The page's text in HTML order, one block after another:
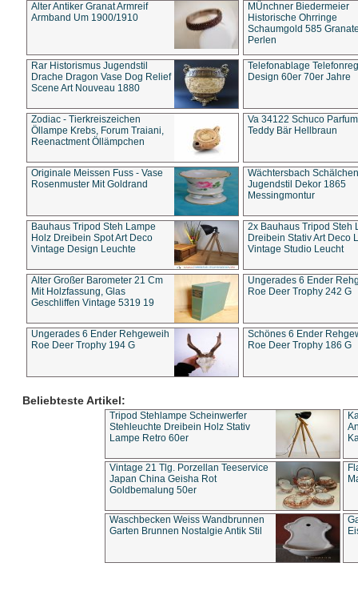
Alter Antiker Granat Armreif
Armband Um 1900/1910
MÜnchner Biedermeier
Historische Ohrringe
Schaumgold 585
Perlen
Rar Historismus Jugendstil
Drache Dragon Vase Dog Relief
Scene Art Nouveau 1880
Telefonablage
Design 60er 70er Jahre
Zodiac - Tierkreiszeichen
Öllampe Krebs, Forum Traiani,
Reenactment Öllämpchen
Va 34122 Schuco
Teddy Bär Hellbraun
Originale Meissen Fuss - Vase
Rosenmuster Mit Goldrand
Wächtersbach Schälchen
Jugendstil Dekor 1865
Messingmontur
Bauhaus Tripod Steh Lampe
Holz Dreibein Spot Art Deco
Vintage Design Leuchte
2x Bauhaus Tripod Steh
Dreibein Stativ Art Deco
Vintage Studio Leucht
Alter Großer Barometer 21 Cm
Mit Holzfassung, Glas
Geschliffen Vintage 5319 19
Ungerades 6 Ender
Roe Deer Trophy 242 G
Ungerades 6 Ender Rehgeweih
Roe Deer Trophy 194 G
Schönes 6 Ender
Roe Deer Trophy 186 G
Beliebteste Artikel:
Tripod Stehlampe Scheinwerfer
Stehleuchte Dreibein Holz Stativ
Lampe Retro 60er
Vintage 21 Tlg. Porzellan Teeservice
Japan China Geisha Rot
Goldbemalung 50er
Waschbecken Weiss Wandbrunnen
Garten Brunnen Nostalgie Antik Stil